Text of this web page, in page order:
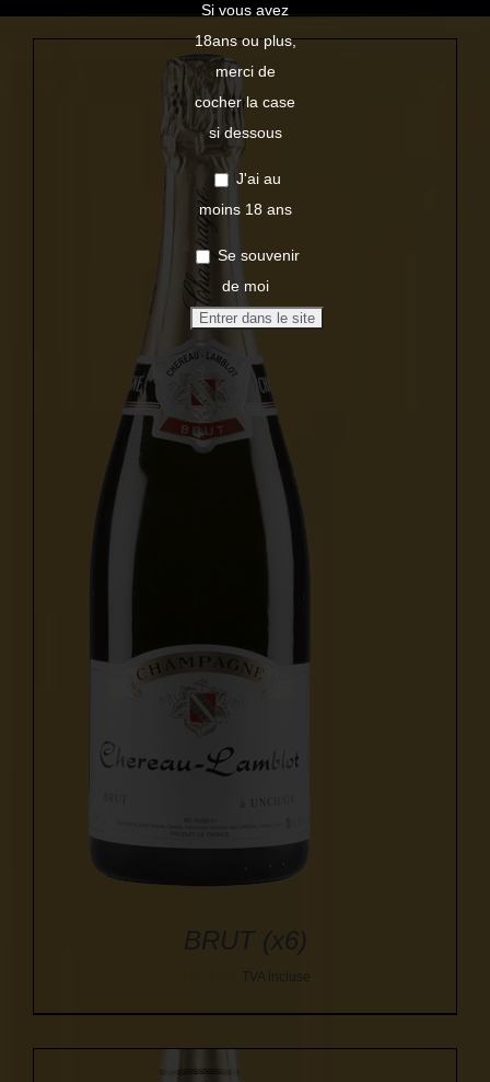
BRUT (x6)
TVA incluse
Si vous avez
18ans ou plus,
merci de
cocher la case
si dessous
J'ai au
moins 18 ans
Se souvenir
de moi